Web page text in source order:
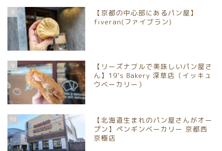
8
【京都の中心部にあるパン屋】
fiveran(ファイブラン)
9
【リーズナブルで美味しいパン屋さ
ん】19’s Bakery 深草店（イッキュ
ウベーカリー）
10
【北海道生まれのパン屋さんがオー
プン】ペンギンベーカリー 京都西
京極店
パンイベント情報